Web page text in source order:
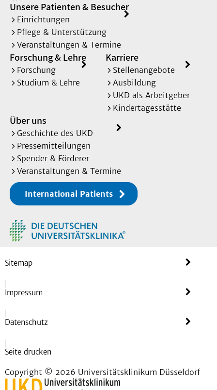
Unsere Patienten & Besucher
Einrichtungen
Pflege & Unterstützung
Veranstaltungen & Termine
Forschung & Lehre
Forschung
Studium & Lehre
Karriere
Stellenangebote
Ausbildung
UKD als Arbeitgeber
Kindertagesstätte
Über uns
Geschichte des UKD
Pressemitteilungen
Spender & Förderer
Veranstaltungen & Termine
International Patients
Sitemap
Impressum
Datenschutz
Seite drucken
Copyright © 2026 Universitätsklinikum Düsseldorf